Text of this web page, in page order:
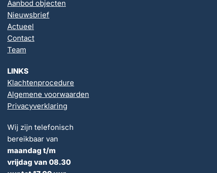
Aanbod objecten
Nieuwsbrief
Actueel
Contact
Team
LINKS
Klachtenprocedure
Algemene voorwaarden
Privacyverklaring
Wij zijn telefonisch
bereikbaar van
maandag t/m
vrijdag van 08.30